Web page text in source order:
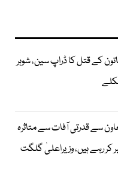
40 سالہ خاتون کے قتل کا ڈراپ سین، شوہر
سے قدرتی آفات سے متاثرہ
کر رہے ہیں، وزیراعلیٰ گلگت